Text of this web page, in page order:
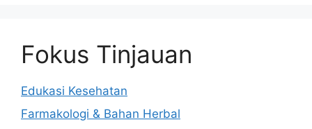
Fokus Tinjauan
Edukasi Kesehatan
Farmakologi & Bahan Herbal